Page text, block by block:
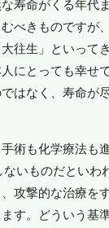
寿命がくる年代
べきものですが
往生」といって
にとっても幸せ
はなく、寿命が
術も化学療法も
いものだといわ
攻撃的な治療を
す。どういう基